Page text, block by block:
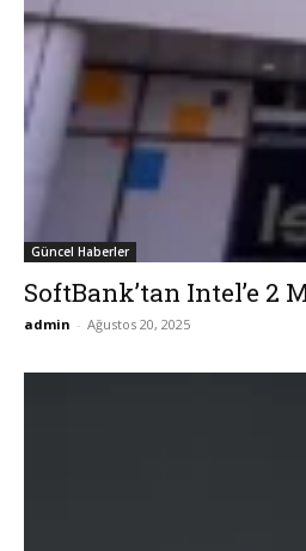
Güncel Haberler
SoftBank’tan Intel’e 2
admin - Ağustos 20, 2025